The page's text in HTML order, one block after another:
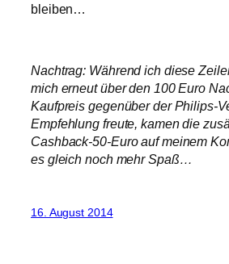
bleiben…
Nachtrag: Während ich diese
mich erneut über den 100 Euro
Kaufpreis gegenüber der Philips-
Empfehlung freute, kamen die
Cashback-50-Euro auf meinem
es gleich noch mehr Spaß…
16. August 2014